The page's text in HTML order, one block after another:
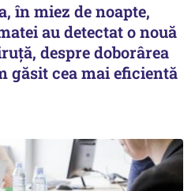
în miez de noapte,
au detectat o nouă
despre doborârea
găsit cea mai eficientă